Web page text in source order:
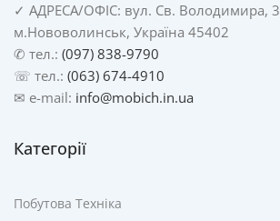
✓ АДРЕСА/ОФІС: вул. Св. Володимира, 3
м.Нововолинськ, Україна 45402
✆ тел.: (097) 838-9790
☏ тел.: (063) 674-4910
✉ e-mail: info@mobich.in.ua
Категорії
Побутова Техніка